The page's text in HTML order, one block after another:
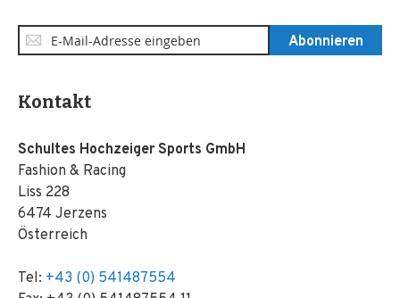
Anmeldung
zum
Abonnieren
Kontakt
Schultes Hochzeiger Sports GmbH
Fashion & Racing
Liss 228
6474 Jerzens
Österreich
Tel: +43 (0) 541487554